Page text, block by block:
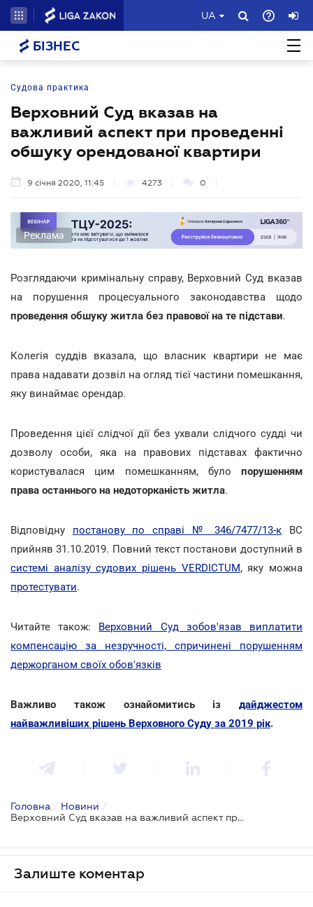
UA
БІЗНЕС
Судова практика
Верховний Суд вказав на
важливий аспект при проведенні
обшуку орендованої квартири
9 січня 2020, 11:45 4273 0
Реклама
Розглядаючи кримінальну справу, Верховний Суд вказав
на порушення процесуального законодавства щодо
проведення обшуку житла без правової на те підстави.
Колегія суддів вказала, що власник квартири не має
права надавати дозвіл на огляд тієї частини помешкання,
яку винаймає орендар.
Проведення цієї слідчої дії без ухвали слідчого судді чи
дозволу особи, яка на правових підставах фактично
користувалася цим помешканням, було порушенням
права останнього на недоторканість житла.
Відповідну постанову по справі № 346/7477/13-к ВС
прийняв 31.10.2019. Повний текст постанови доступний в
системі аналізу судових рішень VERDICTUM, яку можна
протестувати.
Читайте також: Верховний Суд зобов'язав виплатити
компенсацію за незручності, спричинені порушенням
держорганом своїх обов'язків
Важливо також ознайомитись із дайджестом
найважливіших рішень Верховного Суду за 2019 рік.
Головна / Новини /
Верховний Суд вказав на важливий аспект при проведенні обшуку орендованої квартири
Залиште коментар